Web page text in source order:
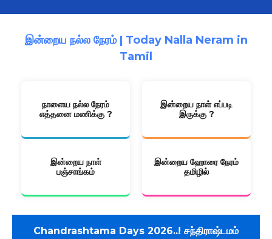
இன்றைய நல்ல நேரம் | Today Nalla Neram in
Tamil
நாளைய நல்ல நேரம்
எத்தனை மணிக்கு ?
இன்றைய நாள் எப்படி
இருக்கு ?
இன்றைய நாள்
பஞ்சாங்கம்
இன்றைய ஹோரை நேரம்
தமிழில்
Chandrashtama Days 2026..! சந்திராஷ்டமம்